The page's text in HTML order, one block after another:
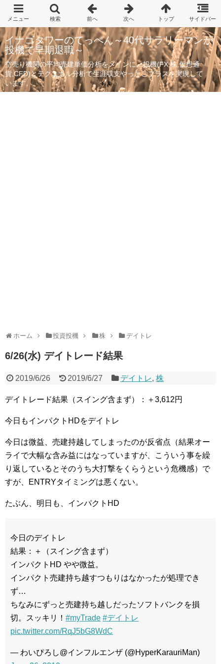
イナゴタワーのてっぺん～40代サラリーマンが
投機で早期退職～
空売り機関の平均売建単価分析をメインに、投機(FX,株,仮想通
貨,CFD)とテクニカル分析で生涯収支やっとこプラスを実現して
います。
ホーム 投資投機 株 デイトレ
6/26(水) デイトレード結果
2019/6/26 2019/6/27 デイトレ,株
デイトレード結果（スイング含まず）：＋3,612円
今日もインパクトHDをデイトレ
今日は微益、売建持越してしまったのが反省点（結果オー
ライで大幅な含み益にはなっていますが、こういう事を繰
り返しているとそのうち大打撃をくらうという危機感）で
すが、ENTRYタイミングは悪くない。
たぶん、明日も、インパクトHD
今日のデイトレ
結果：＋（スイング含まず）
インパクトHD やや微益。
インパクト売建持ち越すつもりはなかったが処理でき
ず…
ちなみにずっと売建持ち越しだったソフトバンクを損
切。スッキリ！ #myTrade #デイトレ
pic.twitter.com/RqJ5bG8WdC
— わいぴろし@インフルエンザ (@HyperKarauriMan)